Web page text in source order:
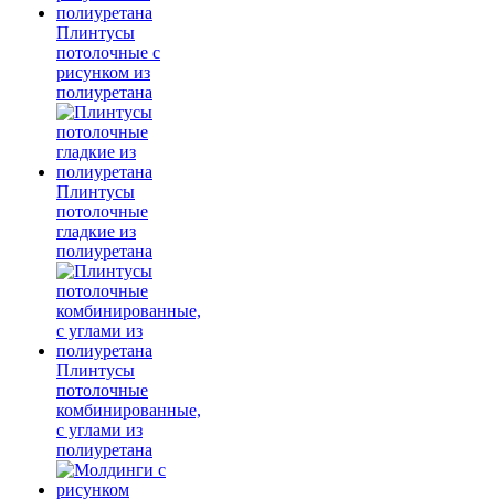
Плинтусы
потолочные с
рисунком из
полиуретана
Плинтусы
потолочные
гладкие из
полиуретана
Плинтусы
потолочные
комбинированные,
с углами из
полиуретана